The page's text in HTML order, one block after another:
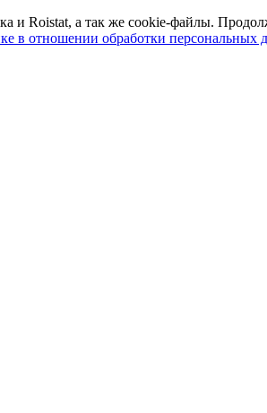
и Roistat, а так же cookie-файлы.
в отношении обработки персональных